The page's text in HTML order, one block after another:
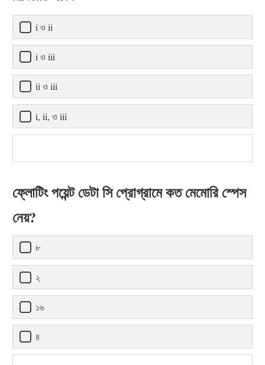
i ও ii
i ও iii
ii ও iii
i, ii, ও iii
ফ্লোটিং পয়েন্ট ডেটা সি প্রোগ্রামে কত মেমোরি স্পেস
নেয়?
৮
২
১৬
৪